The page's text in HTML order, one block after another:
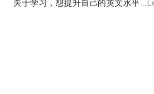
关于学习，想提升自己的英文水平...